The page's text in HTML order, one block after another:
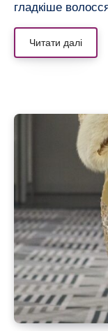
гладкіше
Читати далі